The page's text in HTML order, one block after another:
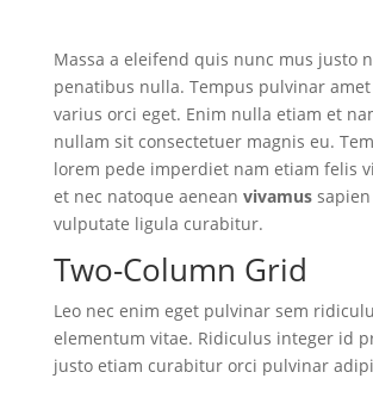
Massa a eleifend quis nunc mus justo
penatibus nulla. Tempus pulvinar amet
varius orci eget. Enim nulla etiam et
nullam sit consectetuer magnis eu.
lorem pede imperdiet nam etiam felis
et nec natoque aenean vivamussapien
vulputate ligula curabitur.
Two-Column Grid
Leo nec enim eget pulvinar sem
elementum vitae. Ridiculus integer id
justo etiam curabitur orci pulvinar